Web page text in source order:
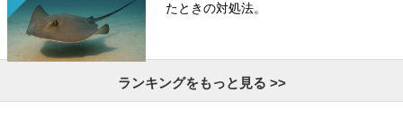
たときの対処法。
ランキングをもっと見る >>